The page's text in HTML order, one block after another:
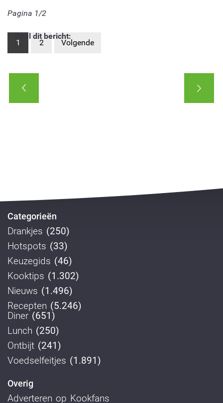
Pagina 1/2
1 2 Volgende
Deel dit bericht:
Categorieën
Drankjes (250)
Hotspots (33)
Keuzegids (46)
Kooktips (1.302)
Nieuws (1.496)
Recepten (5.246)
Diner (651)
Lunch (250)
Ontbijt (241)
Voedselfeitjes (1.891)
Overig
Adverteren op Kookfans